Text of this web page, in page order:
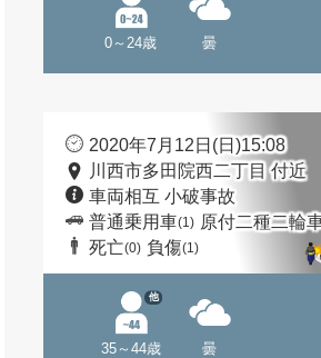
0～24歳 曇
2020年7月12日(日)15:08
川西市多田院西二丁目 付近
車両相互 小破事故
普通乗用車(1) 原付二種二輪
死亡(0) 負傷(1)
35～44歳
他
曇